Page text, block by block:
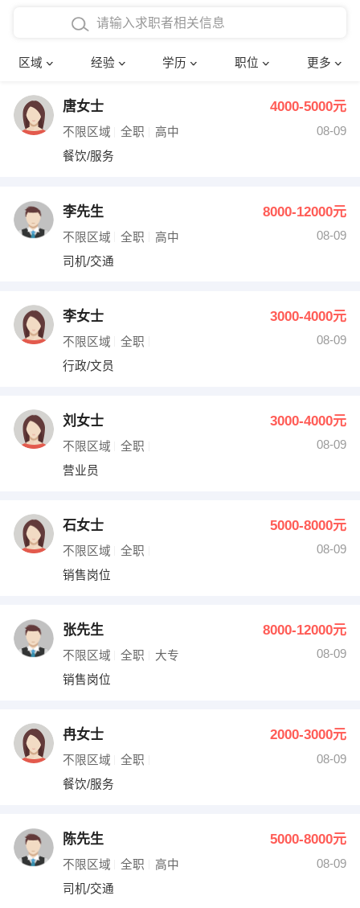
区域 经验 学历 职位 更多
在校学生工作经验
四年以上工作经验
五年以上工作经验
博士
文员 护士
财务会计
网络IT
收银员
水电/机修
编辑 法律
其他职位
确定
唐女士 4000-5000元
不限区域 全职 高中
08-09
餐饮/服务
李先生 8000-12000元
不限区域 全职 高中
08-09
司机/交通
李女士 3000-4000元
不限区域 全职
08-09
行政/文员
刘女士 3000-4000元
不限区域 全职
08-09
营业员
石女士 5000-8000元
不限区域 全职
08-09
销售岗位
张先生 8000-12000元
不限区域 全职 大专
08-09
销售岗位
冉女士 2000-3000元
不限区域 全职
08-09
餐饮/服务
陈先生 5000-8000元
不限区域 全职 高中
08-09
司机/交通